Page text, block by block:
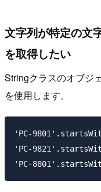
文字列が特定の文
を取得したい
Stringクラスのオブジ
を使用します。
'PC-
'PC-